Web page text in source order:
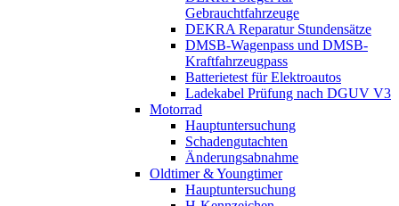
Gebrauchtfahrzeuge
DEKRA Reparatur Stundensätze
DMSB-Wagenpass und DMSB-
Kraftfahrzeugpass
Batterietest für Elektroautos
Ladekabel Prüfung nach DGUV V3
Motorrad
Hauptuntersuchung
Schadengutachten
Änderungsabnahme
Oldtimer & Youngtimer
Hauptuntersuchung